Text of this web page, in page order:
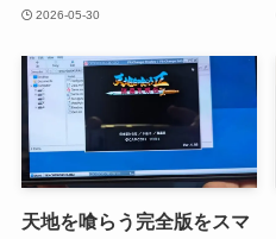
2026-05-30
天地を喰らう完全版をスマ